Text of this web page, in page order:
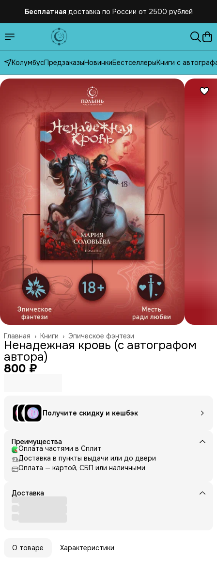
Бесплатная доставка по России от 2500 рублей
КолумбусПредзаказыНовинкиБестселлерыКниги с
Эпическое фэнтези
Книги ›
Главная ›
Ненадежная кровь (с автографом
автора)
800 ₽
Получите скидку и кешбэк
Преимущества
Оплата частями в Сплит
Доставка в пункты выдачи или до двери
Оплата — картой, СБП или наличными
Доставка
О товаре Характеристики